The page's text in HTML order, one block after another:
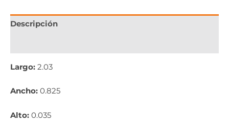
Descripción
Largo: 2.03
Ancho: 0.825
Alto: 0.035